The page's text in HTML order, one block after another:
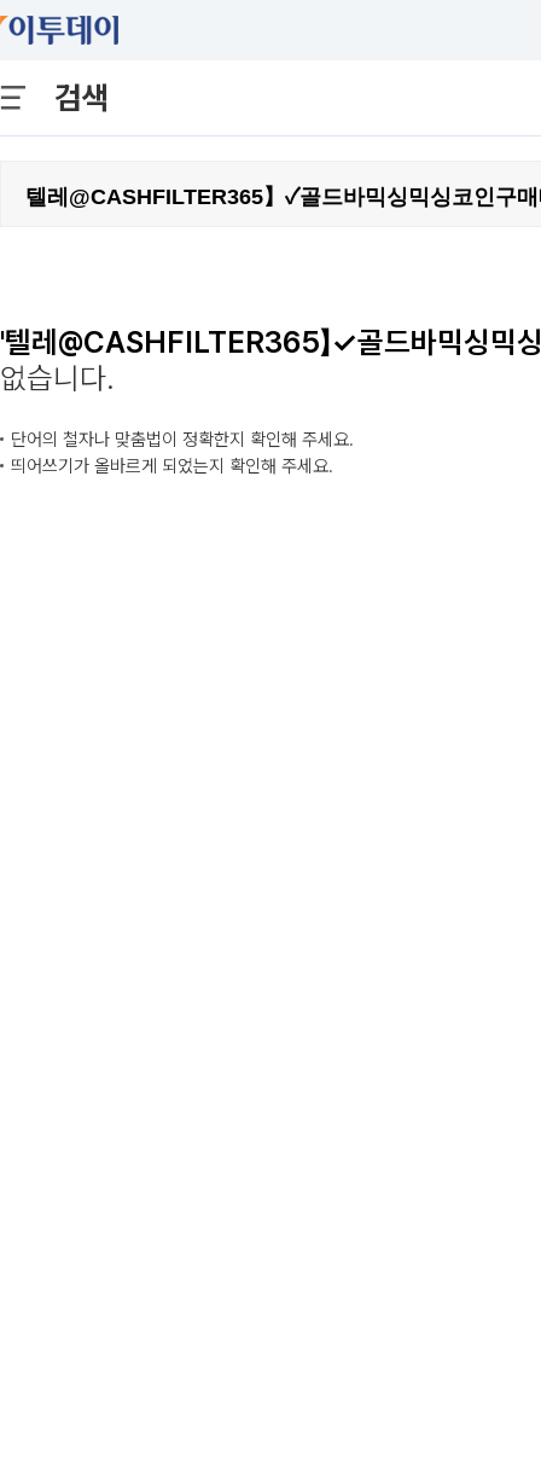
검색
'텔레@CASHFILTER365】✓골드바믹싱믹
없습니다.
단어의 철자나 맞춤법이 정확한지 확인해 주세요.
띄어쓰기가 올바르게 되었는지 확인해 주세요.